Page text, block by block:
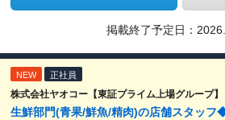
掲載終了予定日：
NEW 正社員
株式会社ヤオコー【東証プライム上場グループ】
生鮮部門(青果/鮮魚/精肉)の店舗スタッ